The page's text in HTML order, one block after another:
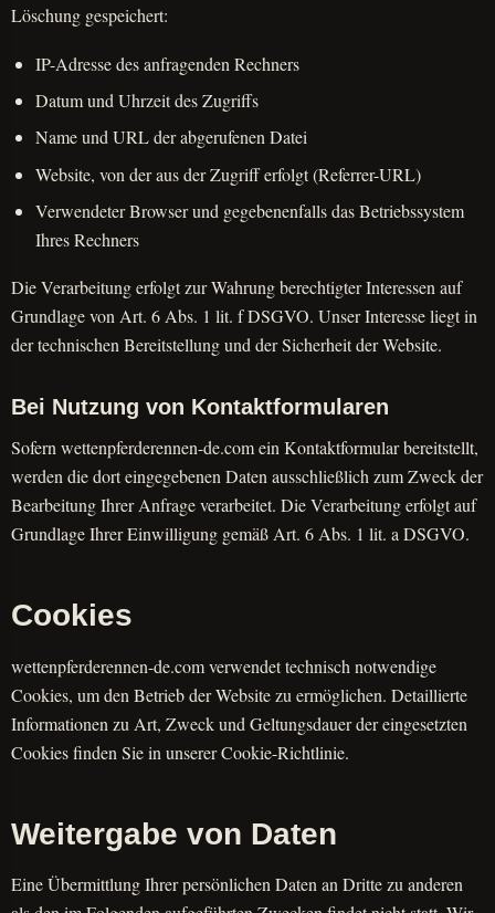
Löschung gespeichert:
IP-Adresse des anfragenden Rechners
Datum und Uhrzeit des Zugriffs
Name und URL der abgerufenen Datei
Website, von der aus der Zugriff erfolgt (Referrer-URL)
Verwendeter Browser und gegebenenfalls das Betriebssystem
Ihres Rechners
Die Verarbeitung erfolgt zur Wahrung berechtigter Interessen auf
Grundlage von Art. 6 Abs. 1 lit. f DSGVO. Unser Interesse liegt in
der technischen Bereitstellung und der Sicherheit der Website.
Bei Nutzung von Kontaktformularen
Sofern wettenpferderennen-de.com ein Kontaktformular bereitstellt,
werden die dort eingegebenen Daten ausschließlich zum Zweck der
Bearbeitung Ihrer Anfrage verarbeitet. Die Verarbeitung erfolgt auf
Grundlage Ihrer Einwilligung gemäß Art. 6 Abs. 1 lit. a DSGVO.
Cookies
wettenpferderennen-de.com verwendet technisch notwendige
Cookies, um den Betrieb der Website zu ermöglichen. Detaillierte
Informationen zu Art, Zweck und Geltungsdauer der eingesetzten
Cookies finden Sie in unserer Cookie-Richtlinie.
Weitergabe von Daten
Eine Übermittlung Ihrer persönlichen Daten an Dritte zu anderen